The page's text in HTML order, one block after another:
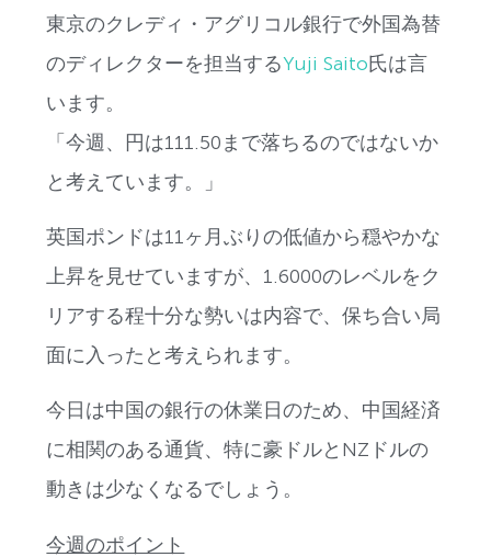
東京のクレディ・アグリコル銀行で外国為替
のディレクターを担当するYuji Saito氏は言
います。
「今週、円は111.50まで落ちるのではないか
と考えています。」
英国ポンドは11ヶ月ぶりの低値から穏やかな
上昇を見せていますが、1.6000のレベルをク
リアする程十分な勢いは内容で、保ち合い局
面に入ったと考えられます。
今日は中国の銀行の休業日のため、中国経済
に相関のある通貨、特に豪ドルとNZドルの
動きは少なくなるでしょう。
今週のポイント